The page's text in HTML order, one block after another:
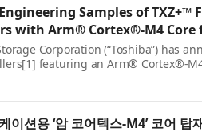
Samples of TXZ+™
with Arm® Cortex®‑M4
Corporation (“Toshiba”) has
featuring an Arm® Cortex®-
이션용 ‘암 코어텍스-M4’ 코어